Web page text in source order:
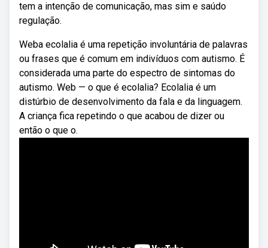
tem a intenção de comunicação, mas sim e saúdo
regulação.
Weba ecolalia é uma repetição involuntária de palavras
ou frases que é comum em indivíduos com autismo. É
considerada uma parte do espectro de sintomas do
autismo. Web — o que é ecolalia? Ecolalia é um
distúrbio de desenvolvimento da fala e da linguagem.
A criança fica repetindo o que acabou de dizer ou
então o que o.